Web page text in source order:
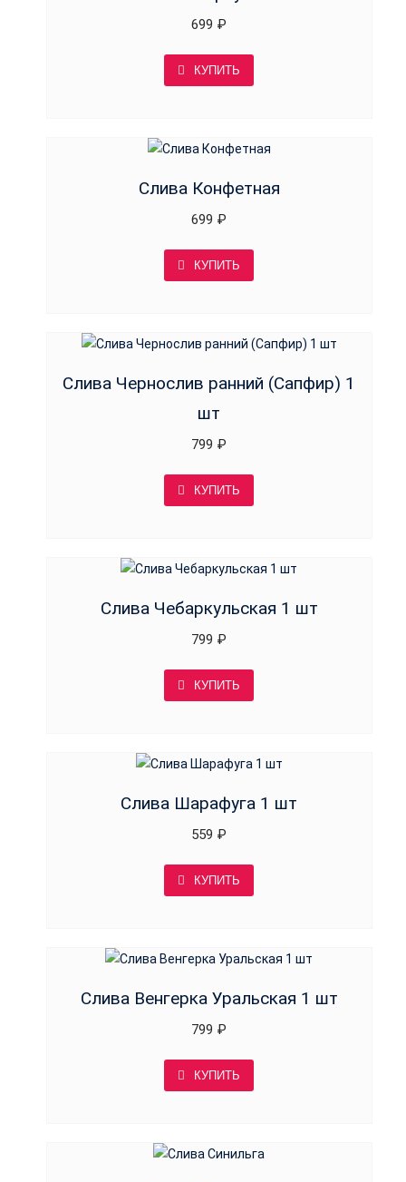
699 ₽
КУПИТЬ
Слива Конфетная
699 ₽
КУПИТЬ
Слива Чернослив ранний (Сапфир) 1
шт
799 ₽
КУПИТЬ
Слива Чебаркульская 1 шт
799 ₽
КУПИТЬ
Слива Шарафуга 1 шт
559 ₽
КУПИТЬ
Слива Венгерка Уральская 1 шт
799 ₽
КУПИТЬ